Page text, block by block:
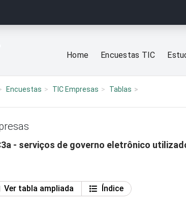
Home Encuestas TIC
Encuestas TIC Empresas Tablas
- serviços de governo eletrônico
Ver tabla ampliada
Índice